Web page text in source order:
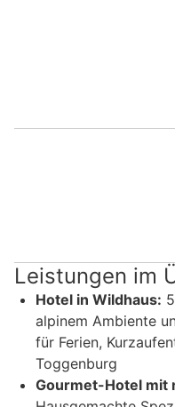
Leistungen im
Hotel in Wildhaus:
alpinem Ambiente
für Ferien,
Toggenburg
Gourmet-Hotel mit